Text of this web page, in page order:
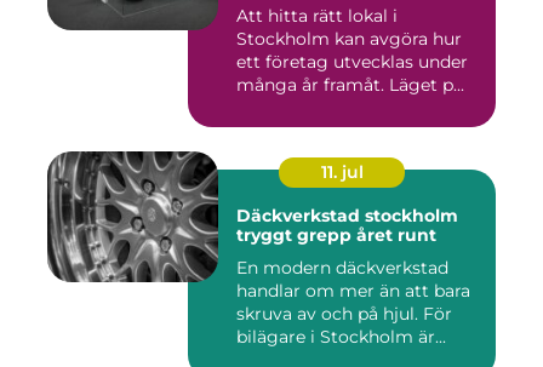
Att hitta rätt lokal i
Stockholm kan avgöra hur
ett företag utvecklas under
många år framåt. Läget p...
11. jul
Däckverkstad stockholm
tryggt grepp året runt
En modern däckverkstad
handlar om mer än att bara
skruva av och på hjul. För
bilägare i Stockholm är...